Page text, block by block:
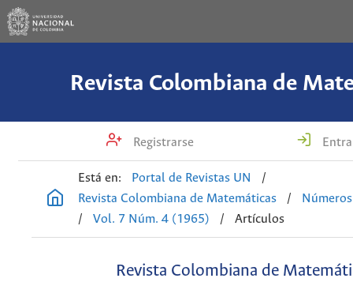
Revista Colombiana de
Registrarse
Está en: Portal de Revistas UN
/
Revista Colombiana de Matemáticas
/
/
Vol. 7 Núm. 4 (1965) / Artículos
Revista Colombiana de